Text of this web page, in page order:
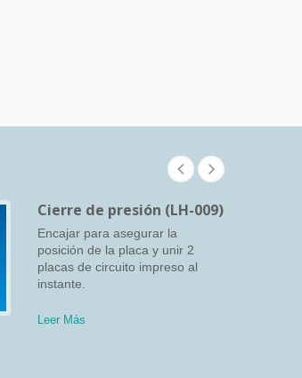
Cierre de presión (LH-009)
Encajar para asegurar la
posición de la placa y unir 2
placas de circuito impreso al
instante.
Leer Más